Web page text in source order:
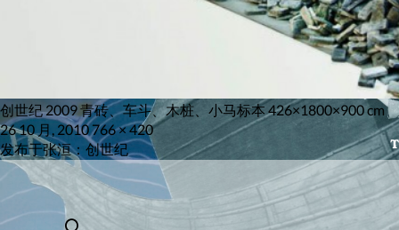
创世纪 2009 青砖、车斗、木桩、小马标本 426×1800×900 cm
发
布
于
26 10 月, 2010原
始
尺
寸
766 × 420
文
发布于张洹：创世纪